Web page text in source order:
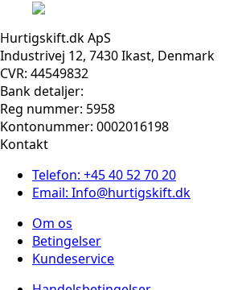
Hurtigskift.dk ApS
Industrivej 12, 7430 Ikast, Denmark
CVR: 44549832
Bank detaljer:
Reg nummer: 5958
Kontonummer: 0002016198
Kontakt
Telefon: +45 40 52 70 20
Email: Info@hurtigskift.dk
Om os
Betingelser
Kundeservice